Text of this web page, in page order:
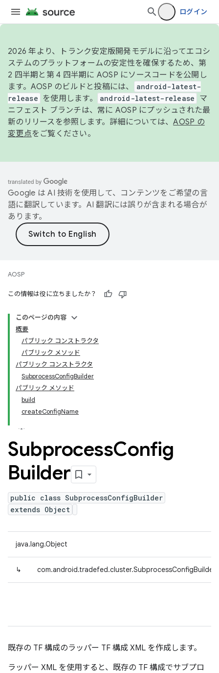
ログイン
2026 年より、トランク安定版開発モデルに沿ってエコシ
ステムのプラットフォームの安定性を確保するため、第
2 四半期と第 4 四半期に AOSP にソースコードを公開し
ます。AOSP のビルドと投稿には、
android-latest-
release
を使用します。 android-latest-release
マ
ニフェスト ブランチは、常に AOSP にプッシュされた最
新のリリースを参照します。詳細については、AOSP の
変更点をご覧ください。
Google は AI 技術を使用して、コンテンツをご希望の言
語に翻訳しています。AI 翻訳には誤りが含まれる場合が
あります。
AOSP
この情報は役に立ちましたか？
このページの内容
概要
パブリック コンストラクタ
パブリック メソッド
パブリック コンストラクタ
SubprocessConfigBuilder
パブリック メソッド
build
createConfigName
SubprocessConfig
Builder
public class SubprocessConfigBuilder
extends Object
java.lang.Object
↳ com.android.tradefed.cluster.SubprocessConfigBuilder
既存の TF 構成のラッパー TF 構成 XML を作成します。
ラッパー XML を使用すると、既存の TF 構成でサブプロ